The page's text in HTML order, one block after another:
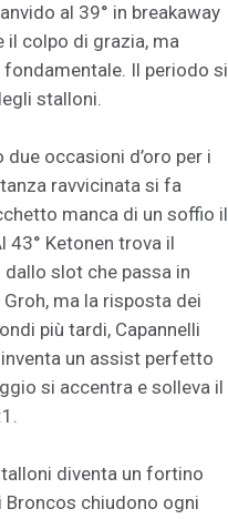
al 39° in breakaway
il colpo di grazia, ma
Il periodo si
stalloni.
occasioni d’oro per i
ravvicinata si fa
manca di un soffio il
43° Ketonen trova il
slot che passa in
ma la risposta dei
più tardi, Capannelli
un assist perfetto
si accentra e solleva il
diventa un fortino
Broncos chiudono ogni